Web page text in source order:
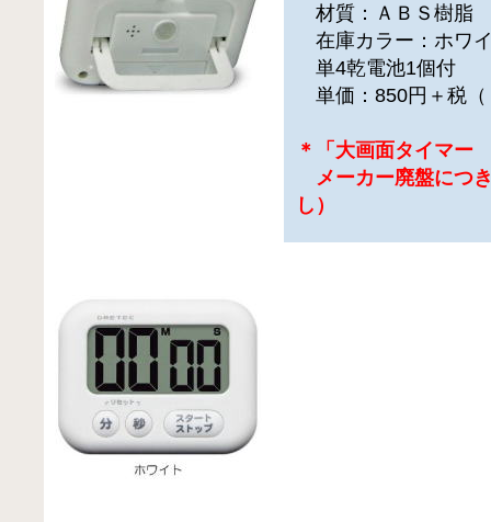
材質：ＡＢＳ樹脂
在庫カラー：ホワ
単4乾電池1個付
単価：850円＋税（
＊「大画面タイマー
メーカー廃盤につ
し）